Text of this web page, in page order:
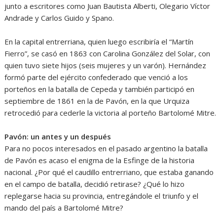
junto a escritores como Juan Bautista Alberti, Olegario Víctor
Andrade y Carlos Guido y Spano.
En la capital entrerriana, quien luego escribiría el “Martín
Fierro”, se casó en 1863 con Carolina González del Solar, con
quien tuvo siete hijos (seis mujeres y un varón). Hernández
formó parte del ejército confederado que venció a los
porteños en la batalla de Cepeda y también participó en
septiembre de 1861 en la de Pavón, en la que Urquiza
retrocedió para cederle la victoria al porteño Bartolomé Mitre.
Pavón: un antes y un después
Para no pocos interesados en el pasado argentino la batalla
de Pavón es acaso el enigma de la Esfinge de la historia
nacional. ¿Por qué el caudillo entrerriano, que estaba ganando
en el campo de batalla, decidió retirase? ¿Qué lo hizo
replegarse hacia su provincia, entregándole el triunfo y el
mando del país a Bartolomé Mitre?